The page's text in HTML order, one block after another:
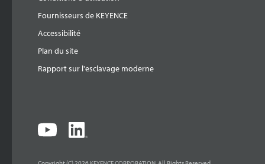
Fournisseurs de KEYENCE
Accessibilité
Plan du site
Rapport sur l'esclavage moderne